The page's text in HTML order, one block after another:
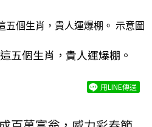
五個生肖，貴人運爆棚。
用LINE傳送